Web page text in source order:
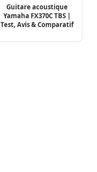
Guitare acoustique
Yamaha FX370C TBS |
Test, Avis & Comparatif